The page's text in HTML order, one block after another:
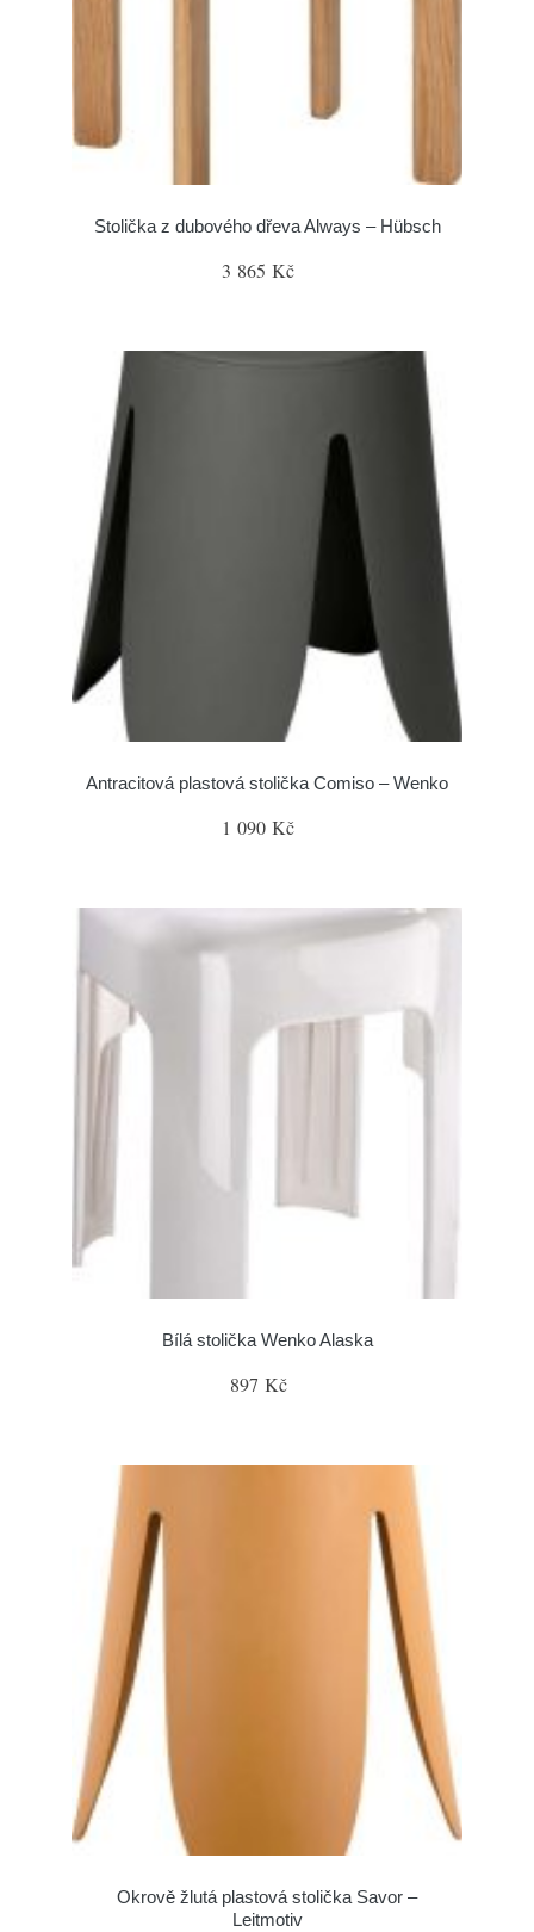
Stolička z dubového dřeva Always – Hübsch
3 865 Kč
Antracitová plastová stolička Comiso – Wenko
1 090 Kč
Bílá stolička Wenko Alaska
897 Kč
Okrově žlutá plastová stolička Savor –
Leitmotiv